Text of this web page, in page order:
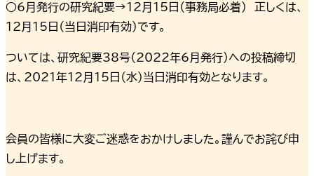
○6月発行の研究紀要→12月15日（事務局必着） 正しくは、
12月15日（当日消印有効）です。
ついては、研究紀要38号（2022年6月発行）への投稿締切
は、2021年12月15日（水）当日消印有効となります。
会員の皆様に大変ご迷惑をおかけしました。謹んでお詫び申
し上げます。